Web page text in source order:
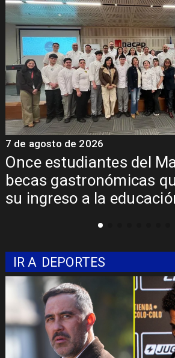
Álvarez-Salamanca
regional para
Pehuenche como
7 de agosto de 2026
IR A DEPORTES